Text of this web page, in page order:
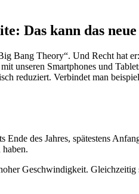
Das kann das
Bang Theory“. Und Recht hat
unseren Smartphones und
reduziert. Verbindet man
des Jahres, spätestens
Geschwindigkeit.